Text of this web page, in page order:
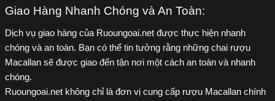
Giao Hàng Nhanh Chóng và An Toàn:
Dịch vụ giao hàng của Ruoungoai.net được thực hiện nhanh
chóng và an toàn. Bạn có thể tin tưởng rằng những chai rượu
Macallan sẽ được giao đến tận nơi một cách an toàn và nhanh
chóng.
Ruoungoai.net không chỉ là đơn vị cung cấp rượu Macallan chính